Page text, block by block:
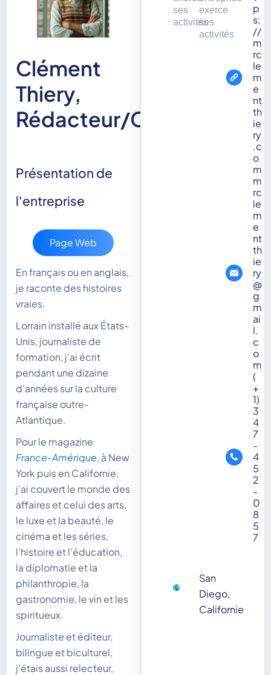
Clément
Thiery,
Rédacteur/Copywriter
Présentation de
l'entreprise
Page Web
En français ou en anglais,
je raconte des histoires
vraies.
Lorrain installé aux États-
Unis, journaliste de
formation, j’ai écrit
pendant une dizaine
d’années sur la culture
française outre-
Atlantique.
Pour le magazine
France-Amérique, à New
York puis en Californie,
j’ai couvert le monde des
affaires et celui des arts,
le luxe et la beauté, le
cinéma et les séries,
l’histoire et l’éducation,
la diplomatie et la
philanthropie, la
gastronomie, le vin et les
spiritueux.
Journaliste et éditeur,
bilingue et biculturel,
j’étais aussi relecteur,
ses
activités
exerce
ses
activités
San
Diego,
Californie
p
s:
//
m
rc
le
m
e
nt
th
ie
ry
.c
o
m
m
rc
le
m
e
nt
th
ie
ry
@
g
m
ai
l.
c
o
m
(
+
1)
3
4
7
-
4
5
2
-
0
8
5
7